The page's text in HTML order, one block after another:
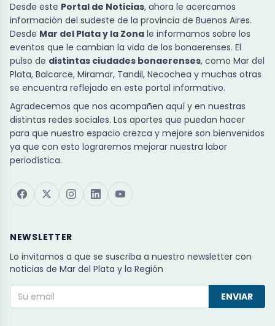
Desde este Portal de Noticias, ahora le acercamos
información del sudeste de la provincia de Buenos Aires.
Desde Mar del Plata y la Zona le informamos sobre los
eventos que le cambian la vida de los bonaerenses. El
pulso de distintas ciudades bonaerenses, como Mar del
Plata, Balcarce, Miramar, Tandil, Necochea y muchas otras
se encuentra reflejado en este portal informativo.
Agradecemos que nos acompañen aquí y en nuestras
distintas redes sociales. Los aportes que puedan hacer
para que nuestro espacio crezca y mejore son bienvenidos
ya que con esto lograremos mejorar nuestra labor
periodística.
NEWSLETTER
Lo invitamos a que se suscriba a nuestro newsletter con
noticias de Mar del Plata y la Región
ENVIAR